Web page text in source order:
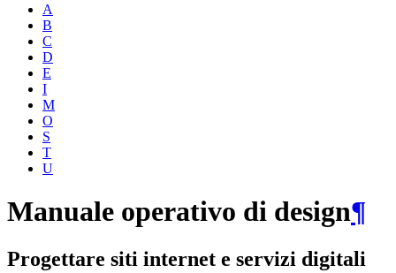
A
B
C
D
E
I
M
O
S
T
U
Manuale operativo di design¶
Progettare siti internet e servizi digitali